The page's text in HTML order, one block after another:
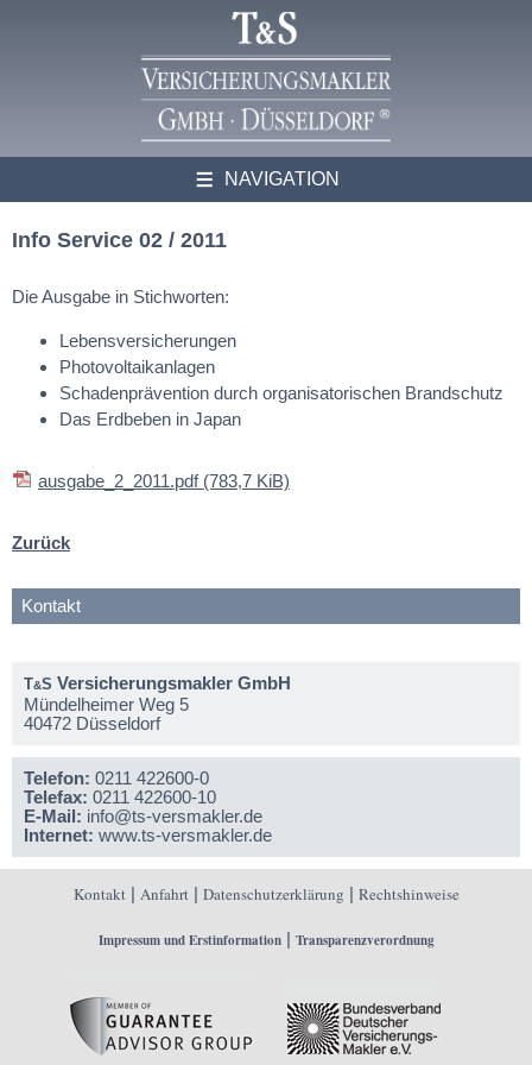
NAVIGATION
Info Service 02 / 2011
Die Ausgabe in Stichworten:
Lebensversicherungen
Photovoltaikanlagen
Schadenprävention durch organisatorischen Brandschutz
Das Erdbeben in Japan
ausgabe_2_2011.pdf (783,7 KiB)
Zurück
Kontakt
T&S Versicherungsmakler GmbH
Mündelheimer Weg 5
40472 Düsseldorf
Telefon: 0211 422600-0
Telefax: 0211 422600-10
E-Mail: info@ts-versmakler.de
Internet: www.ts-versmakler.de
Kontakt | Anfahrt | Datenschutzerklärung | Rechtshinweise
Impressum und Erstinformation| Transparenzverordnung